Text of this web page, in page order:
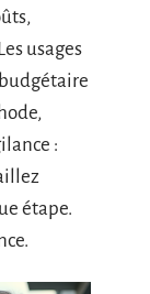
usages
:
étape.